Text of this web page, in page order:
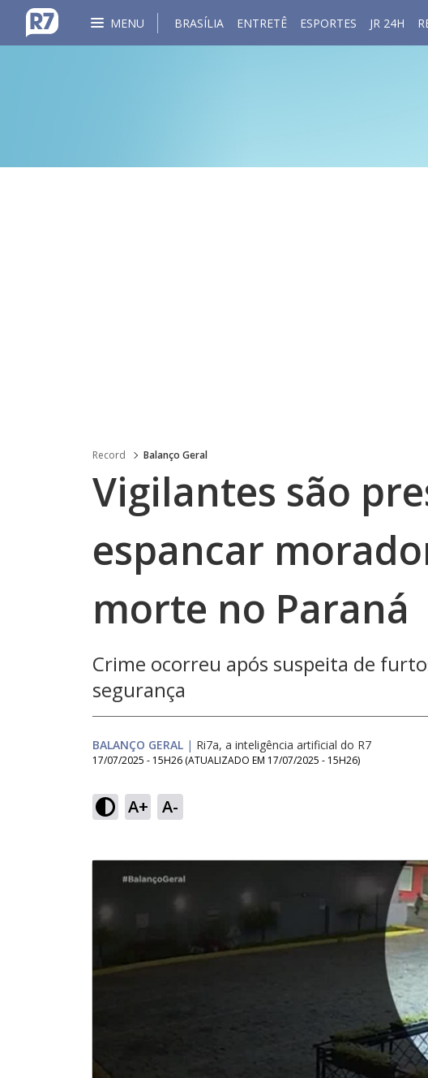
MENU BRASÍLIA ENTRETÊ ESPORTES JR 24H
Record Balanço Geral
Vigilantes são
espancar
morte no Paraná
Crime ocorreu após suspeita de
segurança
BALANÇO GERAL | Ri7a, a inteligência artificial do R7
17/07/2025 - 15H26 (ATUALIZADO EM 17/07/2025 - 15H26)
A+ A-